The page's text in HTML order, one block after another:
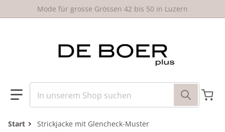
Mode für grosse Grössen 42 bis 50 in Luzern
In unserem Shop suchen
Start Strickjacke mit Glencheck-Muster